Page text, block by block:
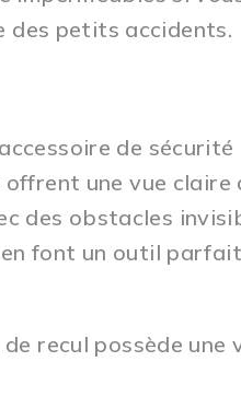
des petits accidents.
de
une vue claire
des obstacles
font un outil
recul possède